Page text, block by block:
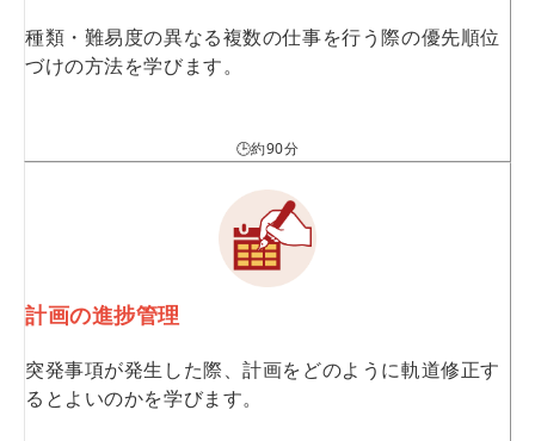
種類・難易度の異なる複数の仕事を行う際の優先順位
づけの方法を学びます。
🕒約90分
計画の進捗管理
突発事項が発生した際、計画をどのように軌道修正す
るとよいのかを学びます。